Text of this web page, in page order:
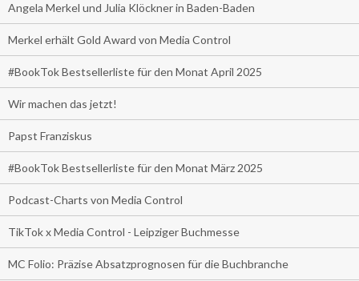
Angela Merkel und Julia Klöckner in Baden-Baden
Merkel erhält Gold Award von Media Control
#BookTok Bestsellerliste für den Monat April 2025
Wir machen das jetzt!
Papst Franziskus
#BookTok Bestsellerliste für den Monat März 2025
Podcast-Charts von Media Control
TikTok x Media Control - Leipziger Buchmesse
MC Folio: Präzise Absatzprognosen für die Buchbranche